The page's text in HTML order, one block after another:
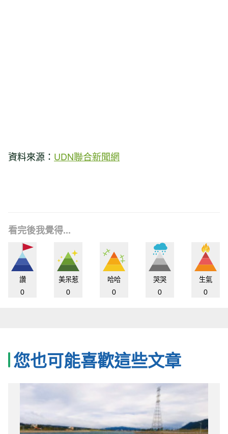
資料來源： UDN聯合新聞網
看完後我覺得...
讚
0
美呆惹
0
哈哈
0
哭哭
0
生氣
0
您也可能喜歡這些文章